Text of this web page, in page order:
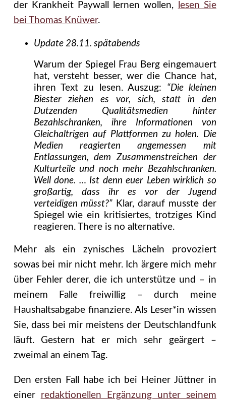
der Krankheit Paywall lernen wollen,
lesen Sie
bei Thomas Knüwer.
Update 28.11. spätabends
Warum der Spiegel Frau Berg eingemauert
hat, versteht besser, wer die Chance hat,
ihren Text zu lesen. Auszug: “Die kleinen
Biester ziehen es vor, sich, statt in den
Dutzenden Qualitätsmedien hinter
Bezahlschranken, ihre Informationen von
Gleichaltrigen auf Plattformen zu holen. Die
Medien reagierten angemessen mit
Entlassungen, dem Zusammenstreichen der
Kulturteile und noch mehr Bezahlschranken.
Well done. … Ist denn euer Leben wirklich so
großartig, dass ihr es vor der Jugend
verteidigen müsst?”Klar, darauf musste der
Spiegel wie ein kritisiertes, trotziges Kind
reagieren. There is no alternative.
Mehr als ein zynisches Lächeln provoziert
sowas bei mir nicht mehr. Ich ärgere mich mehr
über Fehler derer, die ich unterstütze und – in
meinem Falle freiwillig – durch meine
Haushaltsabgabe finanziere. Als Leser*in wissen
Sie, dass bei mir meistens der Deutschlandfunk
läuft. Gestern hat er mich sehr geärgert –
zweimal an einem Tag.
Den ersten Fall habe ich bei Heiner Jüttner in
einer redaktionellen Ergänzung unter seinem